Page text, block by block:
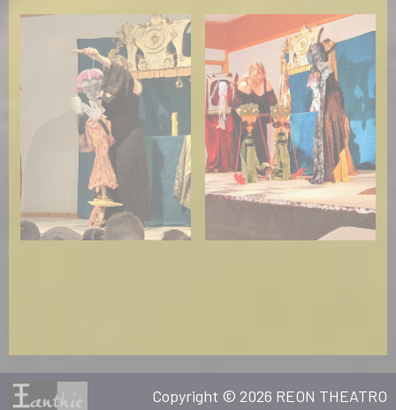
Copyright © 2026 REON THEATRO